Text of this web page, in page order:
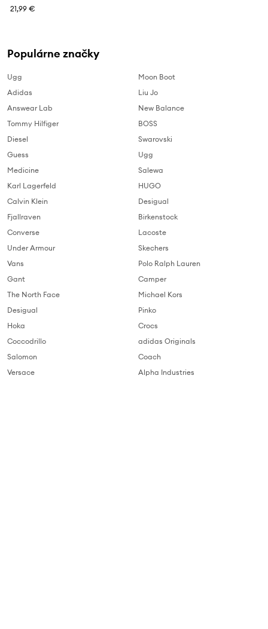
21,99 €
Populárne značky
Ugg
Adidas
Answear Lab
Tommy Hilfiger
Diesel
Guess
Medicine
Karl Lagerfeld
Calvin Klein
Fjallraven
Converse
Under Armour
Vans
Gant
The North Face
Desigual
Hoka
Coccodrillo
Salomon
Versace
Moon Boot
Liu Jo
New Balance
BOSS
Swarovski
Ugg
Salewa
HUGO
Desigual
Birkenstock
Lacoste
Skechers
Polo Ralph Lauren
Camper
Michael Kors
Pinko
Crocs
adidas Originals
Coach
Alpha Industries